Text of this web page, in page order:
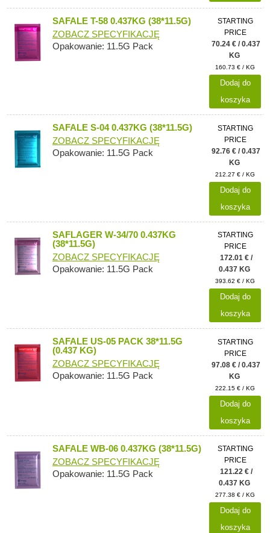
SAFALE T-58 0.437KG (38*11.5G)
ZOBACZ SPECYFIKACJĘ
Opakowanie: 11.5G Pack
STARTING
PRICE
70.24 € / 0.437
KG
160.73 € / KG
Dodaj do
koszyka
SAFALE S-04 0.437KG (38*11.5G)
ZOBACZ SPECYFIKACJĘ
Opakowanie: 11.5G Pack
STARTING
PRICE
92.76 € / 0.437
KG
212.27 € / KG
Dodaj do
koszyka
SAFLAGER W-34/70 0.437KG
(38*11.5G)
ZOBACZ SPECYFIKACJĘ
Opakowanie: 11.5G Pack
STARTING
PRICE
172.01 € /
0.437 KG
393.62 € / KG
Dodaj do
koszyka
SAFALE US-05 PACK 38*11.5G
(0.437 KG)
ZOBACZ SPECYFIKACJĘ
Opakowanie: 11.5G Pack
STARTING
PRICE
97.08 € / 0.437
KG
222.15 € / KG
Dodaj do
koszyka
SAFALE WB-06 0.437KG (38*11.5G)
ZOBACZ SPECYFIKACJĘ
Opakowanie: 11.5G Pack
STARTING
PRICE
121.22 € /
0.437 KG
277.38 € / KG
Dodaj do
koszyka